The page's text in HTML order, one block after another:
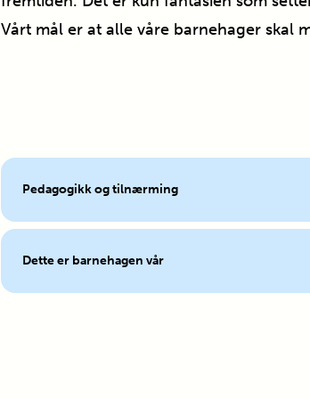
Vårt mål er at alle våre barnehager skal
Pedagogikk og tilnærming
Dette er barnehagen vår